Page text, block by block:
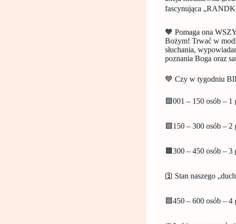
fascynująca
🧡 Pomaga ona
Bożym! Trwać w
słuchania,
poznania Boga oraz
💙 Czy w tygodniu
🟩001 – 150 osób – 1
🟩150 – 300 osób – 2
🟧300 – 450 osób – 3
🛐 Stan naszego
🟦450 – 600 osób – 4